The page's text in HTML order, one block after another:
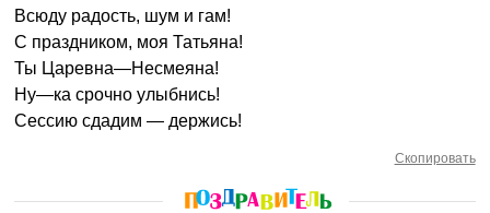
Всюду радость, шум и гам!
С праздником, моя Татьяна!
Ты Царевна—Несмеяна!
Ну—ка срочно улыбнись!
Сессию сдадим — держись!
Скопировать